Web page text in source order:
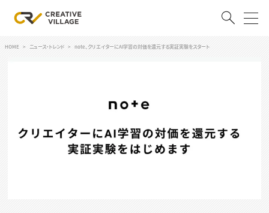
クリエイター求人を探す
HOME ニュース・トレンド note、クリエイターにAI学習の対価を還元する実証実験をスタート